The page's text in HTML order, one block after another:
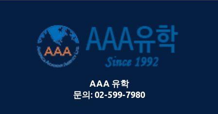
AAA 유학
문의: 02-599-7980